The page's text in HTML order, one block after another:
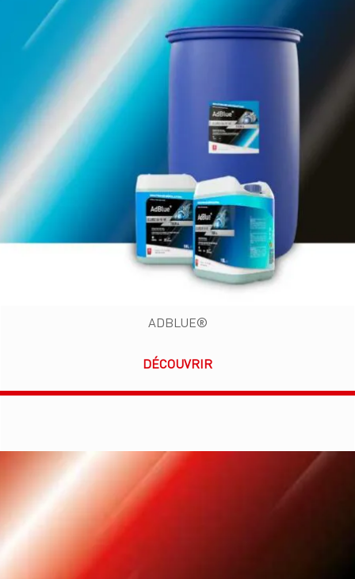
ADBLUE®
DÉCOUVRIR